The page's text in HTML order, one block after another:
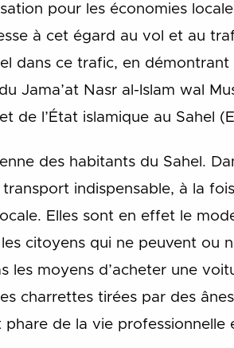
pour les économies
à cet égard au vol et au
dans ce trafic, en
Jama’at Nasr al-Islam wal
de l’État islamique au Sahel
des habitants du Sahel.
indispensable, à la
Elles sont en effet le
citoyens qui ne peuvent ou
les moyens d’acheter une
charrettes tirées par des
de la vie professionnelle